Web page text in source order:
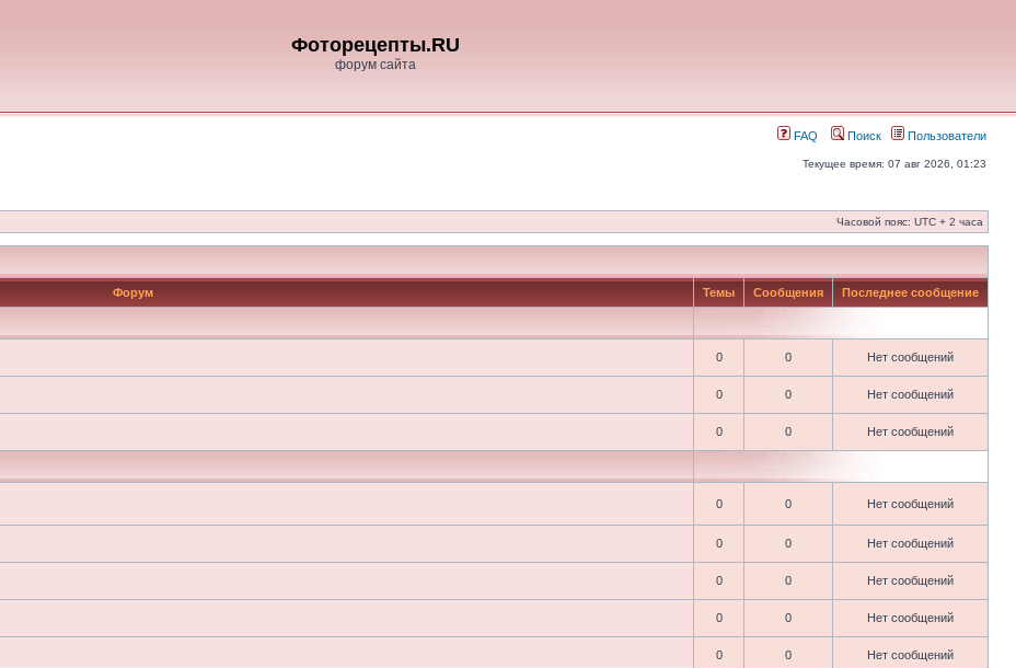
Фоторецепты.RU
форум сайта
FAQ Поиск Пользователи
Текущее время: 07 авг 2026, 01:23
Часовой пояс: UTC + 2 часа
Форум Темы Сообщения Последнее сообщение
0 0 Нет сообщений
0 0 Нет сообщений
0 0 Нет сообщений
0 0 Нет сообщений
0 0 Нет сообщений
0 0 Нет сообщений
0 0 Нет сообщений
0 0 Нет сообщений